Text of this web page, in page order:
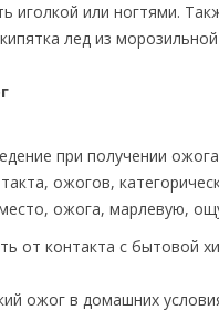
иголкой или ногтями.
лед из
от контакта с бытовой
ожог в домашних